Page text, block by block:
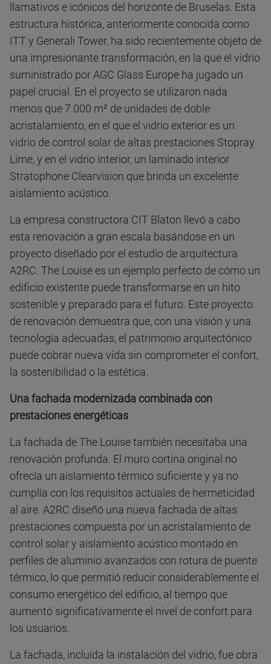
llamativos e icónicos del horizonte de Bruselas. Esta
estructura histórica, anteriormente conocida como
ITT y Generali Tower, ha sido recientemente objeto de
una impresionante transformación, en la que el vidrio
suministrado por AGC Glass Europe ha jugado un
papel crucial. En el proyecto se utilizaron nada
menos que 7.000 m² de unidades de doble
acristalamiento, en el que el vidrio exterior es un
vidrio de control solar de altas prestaciones Stopray
Lime, y en el vidrio interior, un laminado interior
Stratophone Clearvision que brinda un excelente
aislamiento acústico.
La empresa constructora CIT Blaton llevó a cabo
esta renovación a gran escala basándose en un
proyecto diseñado por el estudio de arquitectura
A2RC. The Louise es un ejemplo perfecto de cómo un
edificio existente puede transformarse en un hito
sostenible y preparado para el futuro. Este proyecto
de renovación demuestra que, con una visión y una
tecnología adecuadas, el patrimonio arquitectónico
puede cobrar nueva vida sin comprometer el confort,
la sostenibilidad o la estética.
Una fachada modernizada combinada con
prestaciones energéticas
La fachada de The Louise también necesitaba una
renovación profunda. El muro cortina original no
ofrecía un aislamiento térmico suficiente y ya no
cumplía con los requisitos actuales de hermeticidad
al aire. A2RC diseñó una nueva fachada de altas
prestaciones compuesta por un acristalamiento de
control solar y aislamiento acústico montado en
perfiles de aluminio avanzados con rotura de puente
térmico, lo que permitió reducir considerablemente el
consumo energético del edificio, al tiempo que
aumentó significativamente el nivel de confort para
los usuarios.
La fachada, incluida la instalación del vidrio, fue obra